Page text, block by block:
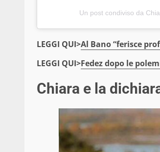
Un post condiviso da
LEGGI QUI>Al Bano “ferisce
LEGGI QUI>Fedez dopo le
Chiara e la